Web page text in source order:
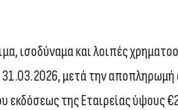
ισοδύναμα και λοιπές
μετά την αποπληρωμή
εκδόσεως της Εταιρείας ύψους